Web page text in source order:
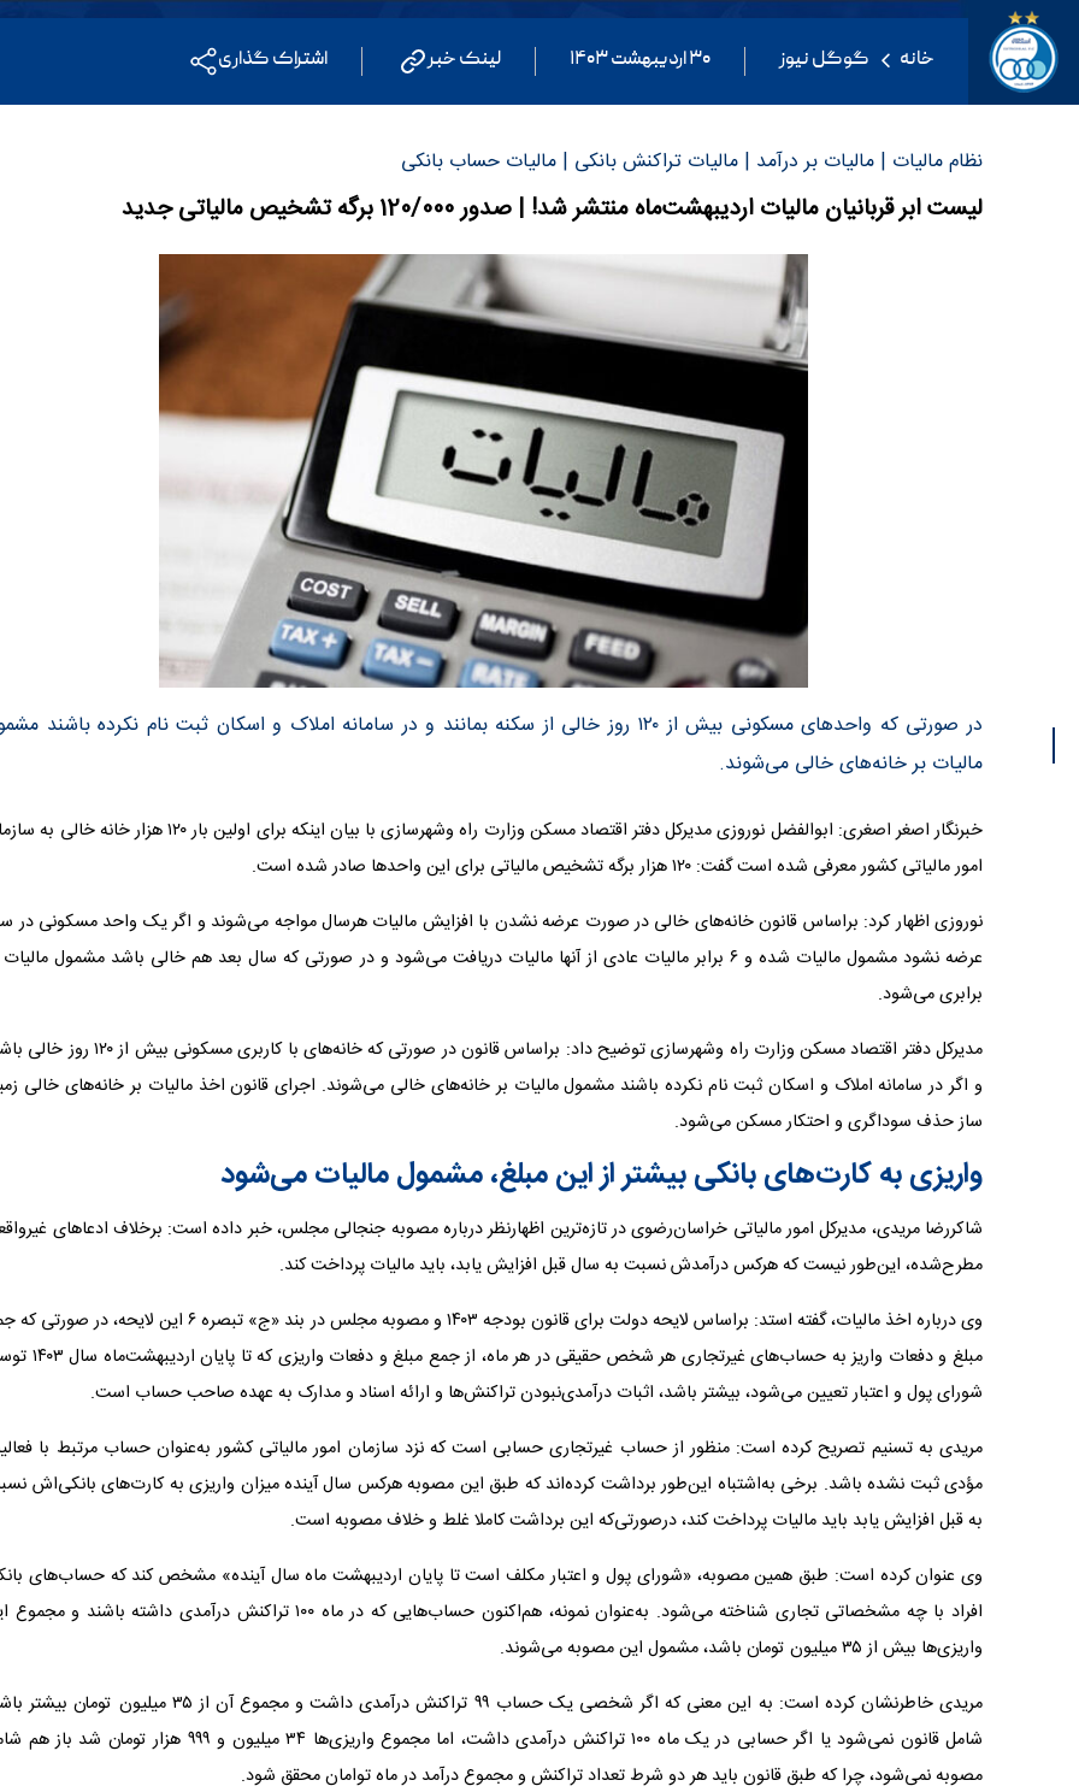
خانه گوگل نیوز ۳۰ اردیبهشت ۱۴۰۳ لینک خبر اشتراک گذاری
نظام مالیات | مالیات بر درآمد | مالیات تراکنش بانکی | مالیات حساب بانکی
لیست ابر قربانیان مالیات اردیبهشت‌ماه منتشر شد! | صدور 120/000 برگه تشخیص مالیاتی جدید
در صورتی که واحدهای مسکونی بیش از ۱۲۰ روز خالی از سکنه بمانند و در سامانه املاک و اسکان ثبت نام نکرده باشند
مالیات بر خانه‌های خالی می‌شوند.
خبرنگار اصغر اصغری: ابوالفضل نوروزی مدیرکل دفتر اقتصاد مسکن وزارت راه وشهرسازی با بیان اینکه برای اولین بار ۱۲۰ هزار
امور مالیاتی کشور معرفی شده است گفت: ۱۲۰ هزار برگه تشخیص مالیاتی برای این واحدها صادر شده است.
نوروزی اظهار کرد: براساس قانون خانه‌های خالی در صورت عرضه نشدن با افزایش مالیات هرسال مواجه می‌شوند و اگر یک واحد مسکونی در
برابری می‌شود.
مدیرکل دفتر اقتصاد مسکن وزارت راه وشهرسازی توضیح داد: براساس قانون در صورتی که خانه‌های با کاربری مسکونی
و اگر در سامانه املاک و اسکان ثبت نام نکرده باشند مشمول مالیات بر خانه‌های خالی می‌شوند. اجرای قانون اخذ مالیات بر خانه‌های خالی
ساز حذف سوداگری و احتکار مسکن می‌شود.
واریزی به کارت‌های بانکی بیشتر از این مبلغ، مشمول مالیات می‌شود
شاکررضا مریدی، مدیرکل امور مالیاتی خراسان‌رضوی در تازه‌ترین اظهارنظر درباره مصوبه جنجالی مجلس، خبر داده است: برخلاف ادعاهای
مطرح‌شده، این‌طور نیست که هرکس درآمدش نسبت به سال قبل افزایش یابد، باید مالیات پرداخت کند.
وی درباره اخذ مالیات، گفته استد: براساس لایحه دولت برای قانون بودجه ۱۴۰۳ و مصوبه مجلس در بند «ج» تبصره ۶ این لایحه،
مبلغ و دفعات واریز به حساب‌های غیرتجاری هر شخص حقیقی در هر ماه، از
شورای پول و اعتبار تعیین می‌شود، بیشتر باشد، اثبات درآمدی‌نبودن تراکنش‌ها و ارائه اسناد و مدارک به‌ عهده صاحب حساب است.
مریدی به تسنیم تصریح کرده است: منظور از حساب غیرتجاری حسابی است که نزد سازمان امور مالیاتی کشور به‌عنوان حساب مرتبط با
مؤدی ثبت نشده باشد. برخی به‌اشتباه این‌طور برداشت کرده‌اند که طبق این مصوبه هرکس سال آینده میزان واریزی به کارت‌های بانکی‌اش
به قبل افزایش یابد باید مالیات پرداخت کند، درصورتی‌که این برداشت کاملا غلط و خلاف مصوبه است.
وی عنوان کرده است: طبق همین مصوبه، «شورای پول و اعتبار مکلف است تا پایان اردیبهشت ماه سال آینده» مشخص کند که حساب‌های
افراد با چه مشخصاتی تجاری شناخته می‌شود. به‌عنوان نمونه، هم‌اکنون حساب‌هایی که در ماه ۱۰۰ تراکنش درآمدی داشته باشند و
واریزی‌ها بیش از ۳۵ میلیون تومان باشد، مشمول این مصوبه می‌شوند.
مریدی خاطرنشان کرده است: به این معنی که اگر شخصی یک حساب ۹۹ تراکنش درآمدی داشت و مجموع آن از ۳۵ میلیون
شامل قانون نمی‌شود یا اگر حسابی در یک ماه ۱۰۰ تراکنش درآمدی داشت، اما مجموع واریزی‌ها ۳۴ میلیون و ۹۹۹ هزار تومان
مصوبه نمی‌شود، چرا که طبق قانون باید هر دو شرط تعداد تراکنش و مجموع درآمد در ماه توامان محقق شود.